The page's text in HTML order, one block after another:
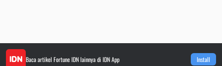
Baca artikel Fortune IDNlainnya di IDN App Install